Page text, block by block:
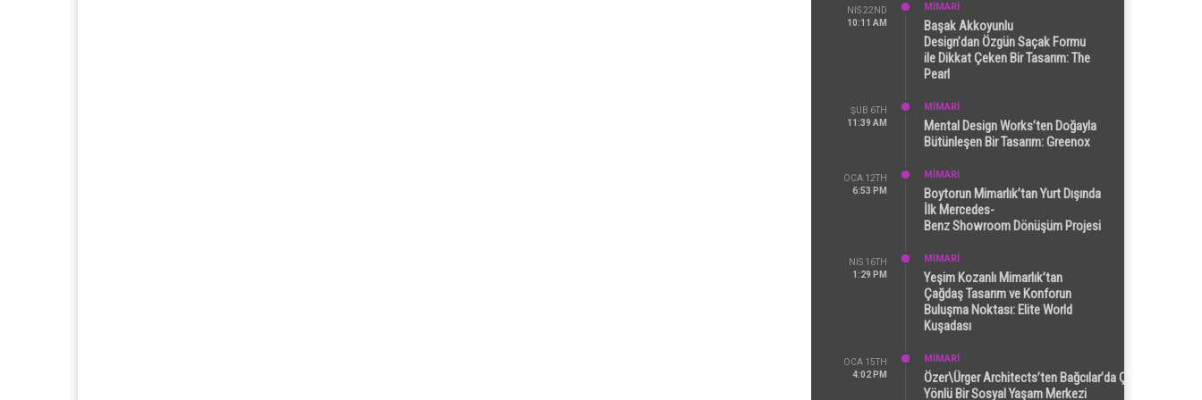
NIS 22ND
10:11 AM
MİMARİ
Başak Akkoyunlu
Design’dan Özgün Saçak Formu
ile Dikkat Çeken Bir Tasarım: The
Pearl
ŞUB 6TH
11:39 AM
MİMARİ
Mental Design Works’ten Doğayla
Bütünleşen Bir Tasarım: Greenox
OCA 12TH
6:53 PM
MİMARİ
Boytorun Mimarlık’tan Yurt Dışında
İlk Mercedes-
Benz Showroom Dönüşüm Projesi
NIS 16TH
1:29 PM
MİMARİ
Yeşim Kozanlı Mimarlık’tan
Çağdaş Tasarım ve Konforun
Buluşma Noktası: Elite World
Kuşadası
OCA 15TH
4:02 PM
MİMARİ
Özer\Ürger Architects’ten Bağcılar’da Çok
Yönlü Bir Sosyal Yaşam Merkezi